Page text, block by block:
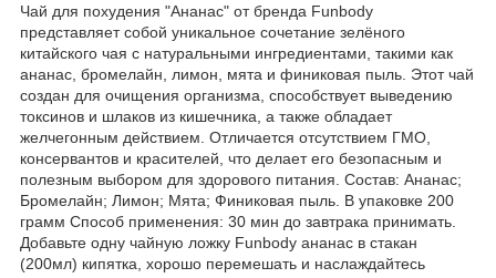
Чай для похудения "Ананас" от бренда Funbody
представляет собой уникальное сочетание зелёного
китайского чая с натуральными ингредиентами, такими как
ананас, бромелайн, лимон, мята и финиковая пыль. Этот чай
создан для очищения организма, способствует выведению
токсинов и шлаков из кишечника, а также обладает
желчегонным действием. Отличается отсутствием ГМО,
консервантов и красителей, что делает его безопасным и
полезным выбором для здорового питания. Состав: Ананас;
Бромелайн; Лимон; Мята; Финиковая пыль. В упаковке 200
грамм Способ применения: 30 мин до завтрака принимать.
Добавьте одну чайную ложку Funbody ананас в стакан
(200мл) кипятка, хорошо перемешать и наслаждайтесь